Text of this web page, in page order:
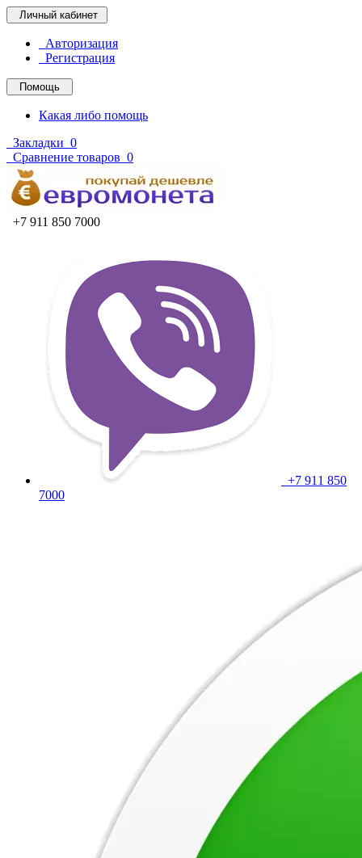
Личный кабинет
Авторизация
Регистрация
Помощь
Какая либо помощь
Закладки 0
Сравнение товаров 0
+7 911 850 7000
+7 911 850
7000